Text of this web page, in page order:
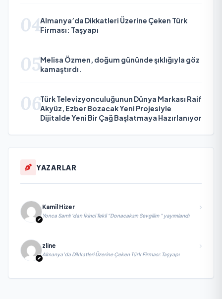
04Almanya’da Dikkatleri Üzerine Çeken Türk
Firması: Taşyapı
05Melisa Özmen, doğum gününde şıklığıyla göz
kamaştırdı.
06Türk Televizyonculuğunun Dünya Markası Raif
Akyüz, Ezber Bozacak Yeni Projesiyle
Dijitalde Yeni Bir Çağ Başlatmaya Hazırlanıyor
YAZARLAR
Kamil Hizer
Yonca Samlı ‘dan İkinci Tekli “Donacaksın Sevgilim “ yayımlandı
zline
Almanya’da Dikkatleri Üzerine Çeken Türk Firması: Taşyapı